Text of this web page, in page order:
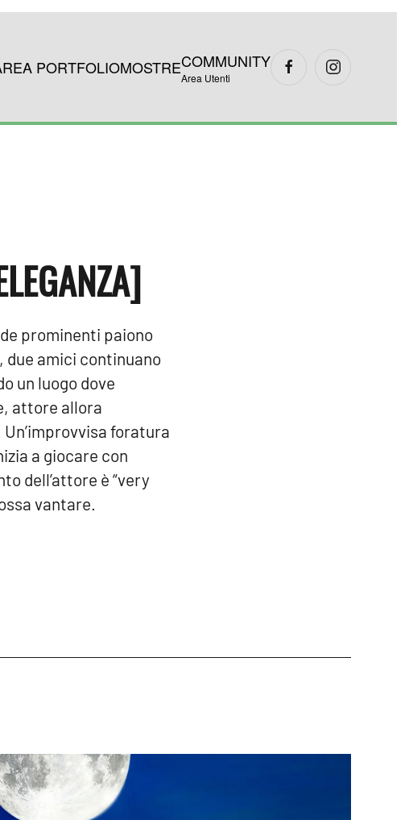
PORTFOLIOMOSTRECOMMUNITY
Area Utenti
prominenti paiono
due amici continuano
un luogo dove
attore allora
foratura
a giocare con
dell’attore è “very
vantare.